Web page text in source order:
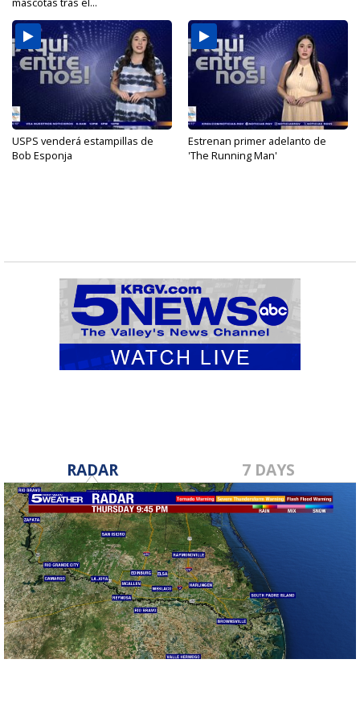
USPS venderá estampillas de
Bob Esponja
Estrenan primer adelanto de
'The Running Man'
RADAR 7 DAYS